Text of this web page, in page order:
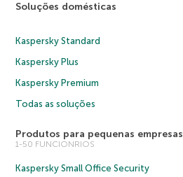
Soluções domésticas
Kaspersky Standard
Kaspersky Plus
Kaspersky Premium
Todas as soluções
Produtos para pequenas empresas
1-50 FUNCIONRIOS
Kaspersky Small Office Security